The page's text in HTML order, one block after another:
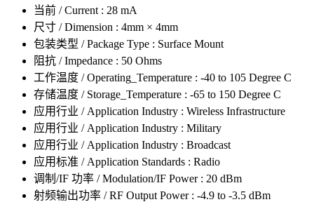
当前 / Current : 28 mA
尺寸 / Dimension : 4mm × 4mm
包装类型 / Package Type : Surface Mount
阻抗 / Impedance : 50 Ohms
工作温度 / Operating_Temperature : -40 to 105 Degree C
存储温度 / Storage_Temperature : -65 to 150 Degree C
应用行业 / Application Industry : Wireless Infrastructure
应用行业 / Application Industry : Military
应用行业 / Application Industry : Broadcast
应用标准 / Application Standards : Radio
调制/IF 功率 / Modulation/IF Power : 20 dBm
射频输出功率 / RF Output Power : -4.9 to -3.5 dBm